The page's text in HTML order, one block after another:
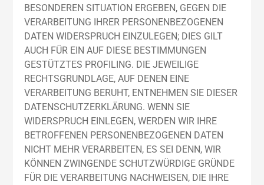
BESONDEREN SITUATION ERGEBEN, GEGEN DIE
VERARBEITUNG IHRER PERSONENBEZOGENEN
DATEN WIDERSPRUCH EINZULEGEN; DIES GILT
AUCH FÜR EIN AUF DIESE BESTIMMUNGEN
GESTÜTZTES PROFILING. DIE JEWEILIGE
RECHTSGRUNDLAGE, AUF DENEN EINE
VERARBEITUNG BERUHT, ENTNEHMEN SIE DIESER
DATENSCHUTZERKLÄRUNG. WENN SIE
WIDERSPRUCH EINLEGEN, WERDEN WIR IHRE
BETROFFENEN PERSONENBEZOGENEN DATEN
NICHT MEHR VERARBEITEN, ES SEI DENN, WIR
KÖNNEN ZWINGENDE SCHUTZWÜRDIGE GRÜNDE
FÜR DIE VERARBEITUNG NACHWEISEN, DIE IHRE